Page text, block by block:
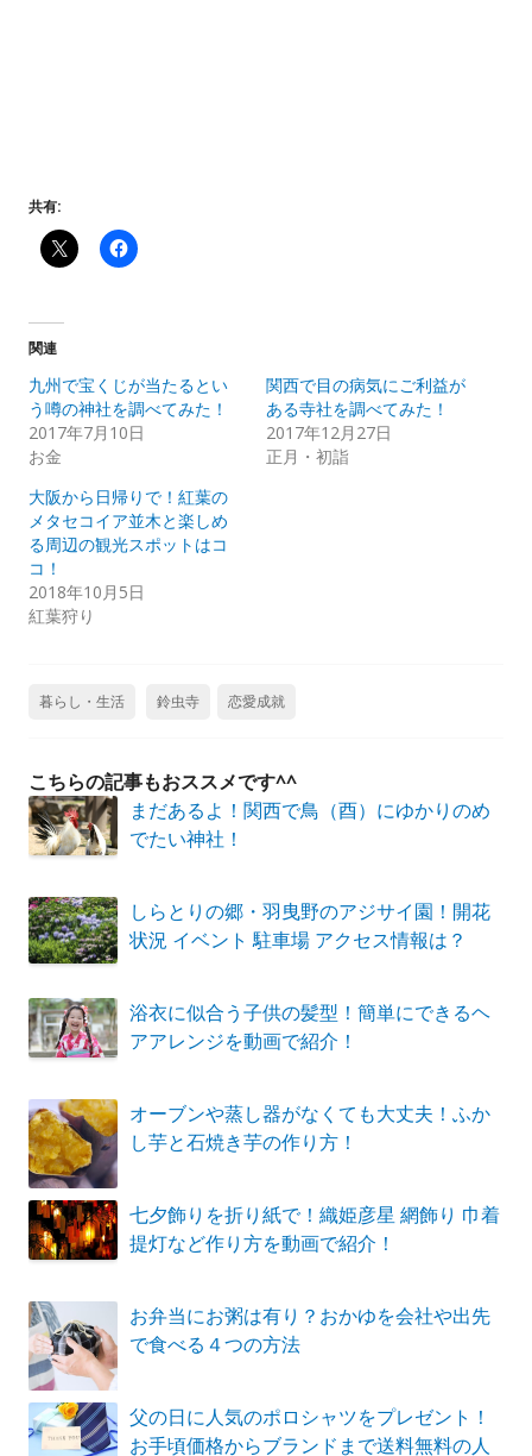
共有:
関連
九州で宝くじが当たるとい
う噂の神社を調べてみた！
2017年7月10日
お金
関西で目の病気にご利益が
ある寺社を調べてみた！
2017年12月27日
正月・初詣
大阪から日帰りで！紅葉の
メタセコイア並木と楽しめ
る周辺の観光スポットはコ
コ！
2018年10月5日
紅葉狩り
暮らし・生活 鈴虫寺 恋愛成就
こちらの記事もおススメです^^
まだあるよ！関西で鳥（酉）にゆかりのめ
でたい神社！
しらとりの郷・羽曳野のアジサイ園！開花
状況 イベント 駐車場 アクセス情報は？
浴衣に似合う子供の髪型！簡単にできるヘ
アアレンジを動画で紹介！
オーブンや蒸し器がなくても大丈夫！ふか
し芋と石焼き芋の作り方！
七夕飾りを折り紙で！織姫彦星 網飾り 巾着
提灯など作り方を動画で紹介！
お弁当にお粥は有り？おかゆを会社や出先
で食べる４つの方法
父の日に人気のポロシャツをプレゼント！
お手頃価格からブランドまで送料無料の人